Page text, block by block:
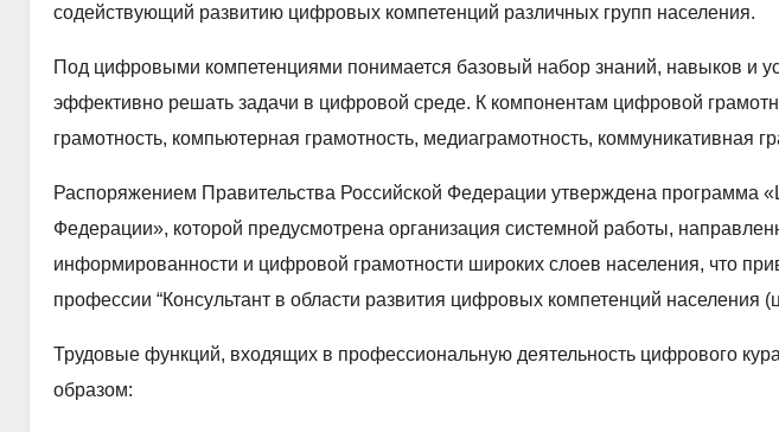
содействующий развитию цифровых компетенций различных групп населения.
Под цифровыми компетенциями понимается базовый набор знаний, навыков и
эффективно решать задачи в цифровой среде. К компонентам цифровой
грамотность, компьютерная грамотность, медиаграмотность, коммуникативная
Распоряжением Правительства Российской Федерации утверждена программа
Федерации», которой предусмотрена организация системной работы,
информированности и цифровой грамотности широких слоев населения, что
профессии “Консультант в области развития цифровых компетенций населения
Трудовые функций, входящих в профессиональную деятельность цифрового
образом: